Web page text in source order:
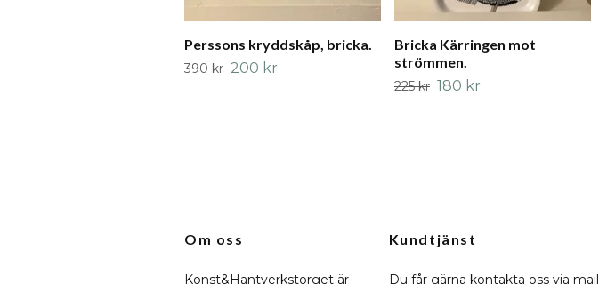
Perssons kryddskåp, bricka.
390 kr 200 kr
Bricka Kärringen mot
strömmen.
225 kr 180 kr
Om oss
Konst&Hantverkstorget är
Kundtjänst
Du får gärna kontakta oss via mail